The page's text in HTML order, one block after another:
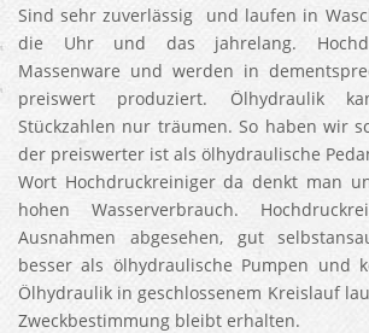
Sind sehr zuverlässig und laufen in
die Uhr und das jahrelang.
Massenware und werden in
preiswert produziert. Ölhydraulik
Stückzahlen nur träumen. So haben wir
der preiswerter ist als ölhydraulische
Wort Hochdruckreiniger da denkt man
hohen Wasserverbrauch.
Ausnahmen abgesehen, gut
besser als ölhydraulische Pumpen und
Ölhydraulik in geschlossenem Kreislauf
Zweckbestimmung bleibt erhalten.